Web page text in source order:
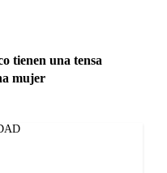
tienen una tensa
mujer